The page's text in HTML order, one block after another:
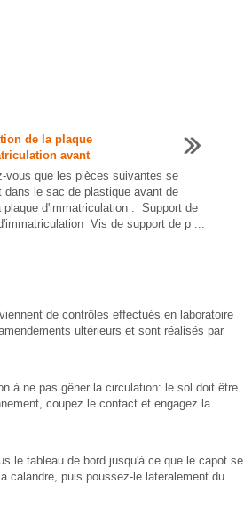
de la plaque
avant
vous que les pièces suivantes se
dans le sac de plastique avant de
plaque d'immatriculation : Support de
Vis de support de p ...
de contrôles effectués en laboratoire
ultérieurs et sont réalisés par
à ne pas gêner la circulation: le sol doit être
coupez le contact et engagez la
le tableau de bord jusqu'à ce que le capot se
calandre, puis poussez-le latéralement du